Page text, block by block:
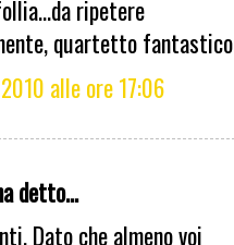
ripetere
quartetto fantastico
alle ore 17:06
detto...
Dato che almeno voi